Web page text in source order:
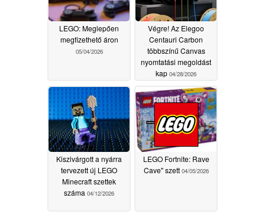
LEGO: Meglepően
megfizethető áron
05/04/2026
Végre! Az Elegoo
Centauri Carbon
többszínű Canvas
nyomtatási megoldást
kap 04/28/2026
Kiszivárgott a nyárra
tervezett új LEGO
Minecraft szettek
száma 04/12/2026
LEGO Fortnite: Rave
Cave" szett 04/05/2026